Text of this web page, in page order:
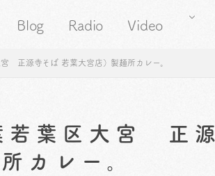
Blog Radio Video
正源寺そば 若葉大宮店）製麺所カレー。
若葉区大宮 正源
カレー。